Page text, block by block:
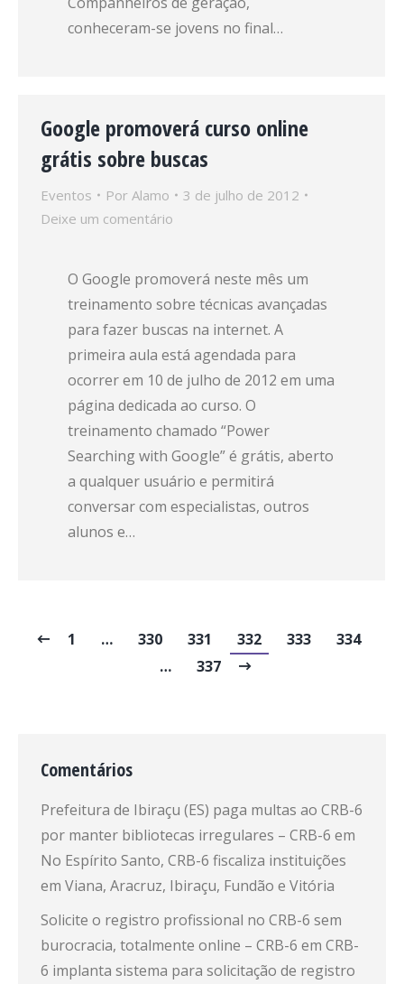
conheceram-se jovens no final…
Google promoverá curso online
grátis sobre buscas
Eventos Por Alamo
3 de julho de 2012
Deixe um comentário
O Google promoverá neste mês um
treinamento sobre técnicas avançadas
para fazer buscas na internet. A
primeira aula está agendada para
ocorrer em 10 de julho de 2012 em uma
página dedicada ao curso. O
treinamento chamado “Power
Searching with Google” é grátis, aberto
a qualquer usuário e permitirá
conversar com especialistas, outros
alunos e…
1 … 330 331 332 333
334
…
337
Comentários
Prefeitura de Ibiraçu (ES) paga multas ao CRB-6
por manter bibliotecas irregulares – CRB-6 em
No Espírito Santo, CRB-6 fiscaliza instituições
em Viana, Aracruz, Ibiraçu, Fundão e Vitória
Solicite o registro profissional no CRB-6 sem
burocracia, totalmente online – CRB-6 em CRB-
6 implanta sistema para solicitação de registro